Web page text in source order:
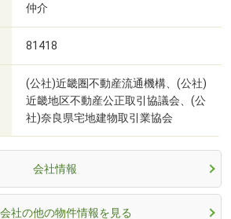
仲介
81418
(公社)近畿圏不動産流通機構、(公社)
近畿地区不動産公正取引協議会、(公
社)奈良県宅地建物取引業協会
会社情報
社の他の物件情報を見る